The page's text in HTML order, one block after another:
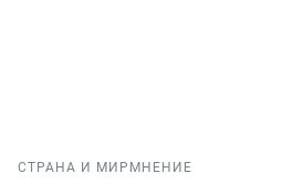
СТРАНА И МИР МНЕНИЕ